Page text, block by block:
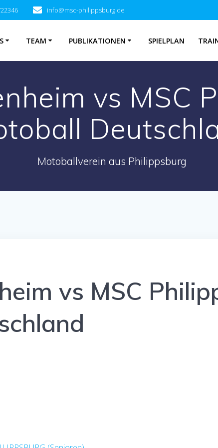
info@msc-philippsburg.de
TEAM PUBLIKATIONEN SPIELPLAN
vs MSC
Motoballverein aus Philippsburg
vs MSC